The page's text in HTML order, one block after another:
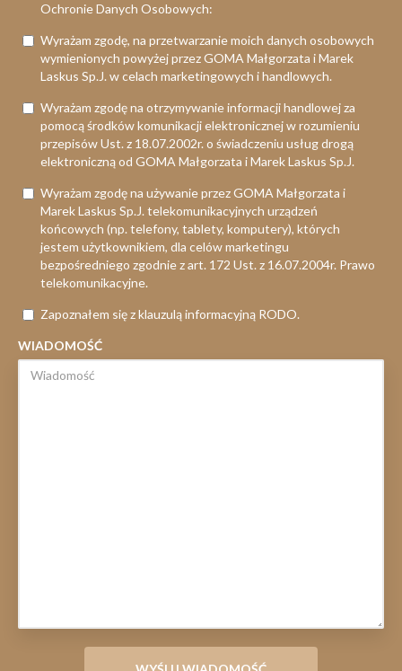
Ochronie Danych Osobowych:
Wyrażam zgodę, na przetwarzanie moich danych osobowych
wymienionych powyżej przez GOMA Małgorzata i Marek
Laskus Sp.J. w celach marketingowych i handlowych.
Wyrażam zgodę na otrzymywanie informacji handlowej za
pomocą środków komunikacji elektronicznej w rozumieniu
przepisów Ust. z 18.07.2002r. o świadczeniu usług drogą
elektroniczną od GOMA Małgorzata i Marek Laskus Sp.J.
Wyrażam zgodę na używanie przez GOMA Małgorzata i
Marek Laskus Sp.J. telekomunikacyjnych urządzeń
końcowych (np. telefony, tablety, komputery), których
jestem użytkownikiem, dla celów marketingu
bezpośredniego zgodnie z art. 172 Ust. z 16.07.2004r. Prawo
telekomunikacyjne.
Zapoznałem się z klauzulą informacyjną RODO.
WIADOMOŚĆ